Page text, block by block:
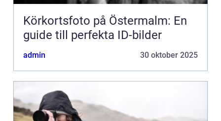
Körkortsfoto på Östermalm: En
guide till perfekta ID-bilder
admin 30 oktober 2025